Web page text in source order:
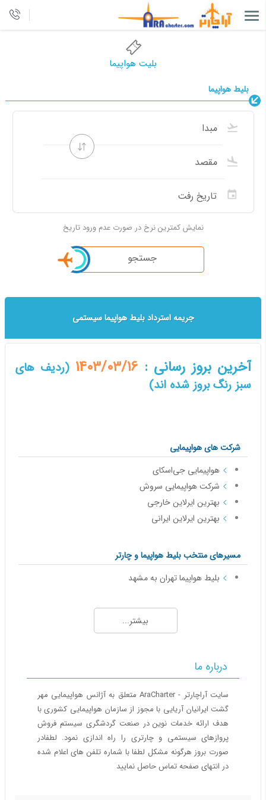
بلیت هواپیما
بلیط هواپیما
نمایش کمترین نرخ در صورت عدم ورود تاریخ
جستجو
جریمه استرداد بلیط هواپیما سیستمی
آخرین بروز رسانی : 1403/03/16 (ردیف های
سبز رنگ بروز شده اند)
شرکت های هواپیمایی
هواپیمایی جی‌اسکای
شرکت هواپیمایی سروش
بهترین ایرلاین‌ خارجی
بهترین ایرلاین ایرانی
مسیرهای منتخب بلیط هواپیما و چارتر
بلیط هواپیما تهران به مشهد
بلیط هواپیما تهران به کیش
بلیط هواپیما تهران به اهواز
مسیرهای منتخب بلیط هواپیما و چارتر 2
بلیط هواپیما مشهد به تهران
بلیط هواپیما مشهد به اصفهان
بلیط هواپیما مشهد به شیراز
بلیط هواپیما مشهد به کیش
بیشتر...
درباره ما
سایت آراچارتر - AraCharter متعلق به آژانس هواپیمایی مهر
گشت ایرانیان آریایی با مجوز از سازمان هواپیمایی کشوری با
هدف ارائه خدمات نوین در صنعت گردشگری سیستم فروش
پروازهای سیستمی و چارتری را راه اندازی نمود. لطفادر
صورت بروز هرگونه مشکل لطفا با شماره تلفن های اعلام شده
در انتهای صفحه تماس حاصل نمایید